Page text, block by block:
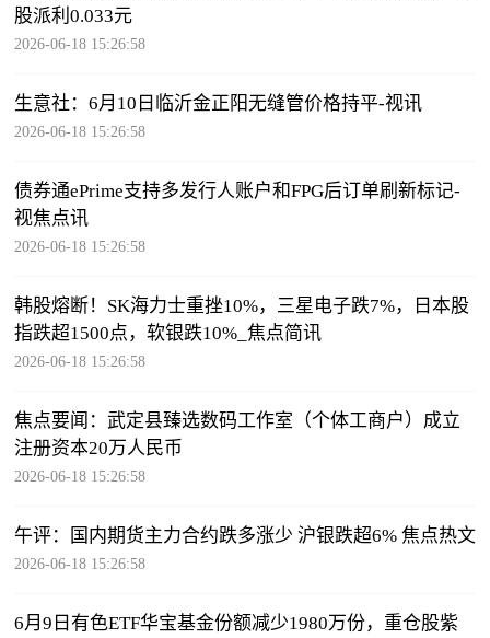
股派利0.033元
2026-06-18 15:26:58
生意社：6月10日临沂金正阳无缝管价格持平-视讯
2026-06-18 15:26:58
债券通ePrime支持多发行人账户和FPG后订单刷新标记-
视焦点讯
2026-06-18 15:26:58
韩股熔断！SK海力士重挫10%，三星电子跌7%，日本股
指跌超1500点，软银跌10%_焦点简讯
2026-06-18 15:26:58
焦点要闻：武定县臻选数码工作室（个体工商户）成立
注册资本20万人民币
2026-06-18 15:26:58
午评：国内期货主力合约跌多涨少 沪银跌超6% 焦点热文
2026-06-18 15:26:58
6月9日有色ETF华宝基金份额减少1980万份，重仓股紫